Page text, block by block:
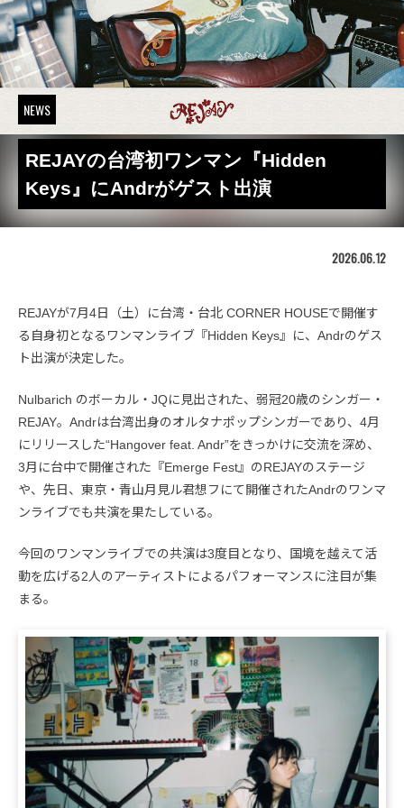
NEWS
REJAYの台湾初ワンマン『Hidden
Keys』にAndrがゲスト出演
2026.06.12
REJAYが7月4日（土）に台湾・台北 CORNER HOUSEで開催す
る自身初となるワンマンライブ『Hidden Keys』に、Andrのゲス
ト出演が決定した。
Nulbarich のボーカル・JQに見出された、弱冠20歳のシンガー・
REJAY。Andrは台湾出身のオルタナポップシンガーであり、4月
にリリースした“Hangover feat. Andr”をきっかけに交流を深め、
3月に台中で開催された『Emerge Fest』のREJAYのステージ
や、先日、東京・青山月見ル君想フにて開催されたAndrのワンマ
ンライブでも共演を果たしている。
今回のワンマンライブでの共演は3度目となり、国境を越えて活
動を広げる2人のアーティストによるパフォーマンスに注目が集
まる。